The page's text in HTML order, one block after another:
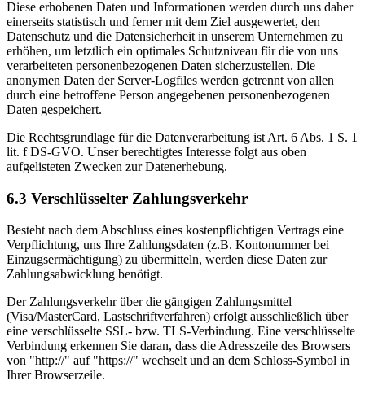
Diese erhobenen Daten und Informationen werden durch uns daher
einerseits statistisch und ferner mit dem Ziel ausgewertet, den
Datenschutz und die Datensicherheit in unserem Unternehmen zu
erhöhen, um letztlich ein optimales Schutzniveau für die von uns
verarbeiteten personenbezogenen Daten sicherzustellen. Die
anonymen Daten der Server-Logfiles werden getrennt von allen
durch eine betroffene Person angegebenen personenbezogenen
Daten gespeichert.
Die Rechtsgrundlage für die Datenverarbeitung ist Art. 6 Abs. 1 S. 1
lit. f DS-GVO. Unser berechtigtes Interesse folgt aus oben
aufgelisteten Zwecken zur Datenerhebung.
6.3 Verschlüsselter Zahlungsverkehr
Besteht nach dem Abschluss eines kostenpflichtigen Vertrags eine
Verpflichtung, uns Ihre Zahlungsdaten (z.B. Kontonummer bei
Einzugsermächtigung) zu übermitteln, werden diese Daten zur
Zahlungsabwicklung benötigt.
Der Zahlungsverkehr über die gängigen Zahlungsmittel
(Visa/MasterCard, Lastschriftverfahren) erfolgt ausschließlich über
eine verschlüsselte SSL- bzw. TLS-Verbindung. Eine verschlüsselte
Verbindung erkennen Sie daran, dass die Adresszeile des Browsers
von "http://" auf "https://" wechselt und an dem Schloss-Symbol in
Ihrer Browserzeile.